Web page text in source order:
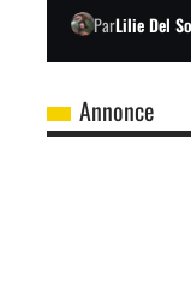
ParLilie Del
Annonce